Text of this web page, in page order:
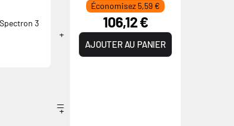
3
Économisez 5,59 €
106,12 €
AJOUTER AU PANIER